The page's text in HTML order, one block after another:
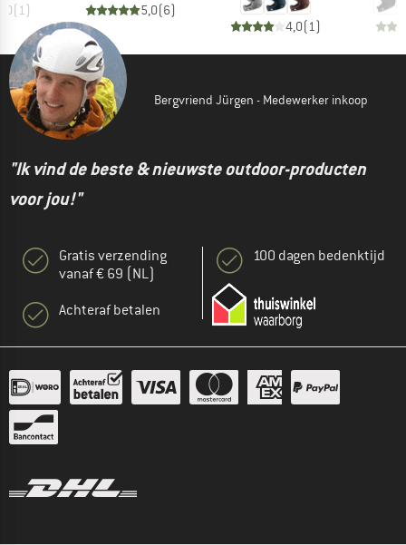
(1) 5,0(6)
4,0(1)
Bergvriend Jürgen - Medewerker inkoop
"Ik vind de beste & nieuwste outdoor-producten
voor jou!"
Gratis verzending
vanaf € 69 (NL)
Achteraf betalen
100 dagen bedenktijd